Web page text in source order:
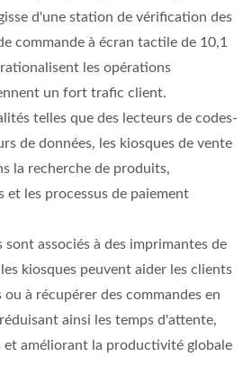
d'une station de vérification des
commande à écran tactile de 10,1
les opérations
un fort trafic client.
telles que des lecteurs de codes-
de données, les kiosques de vente
la recherche de produits,
et les processus de paiement
sont associés à des imprimantes de
kiosques peuvent aider les clients
à récupérer des commandes en
ainsi les temps d'attente,
et améliorant la productivité globale